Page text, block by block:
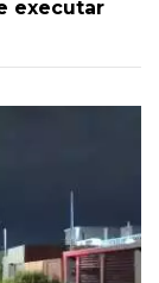
executar